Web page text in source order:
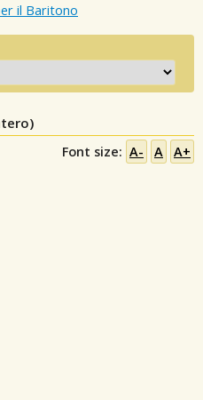
il Baritono
Font size: A- A A+